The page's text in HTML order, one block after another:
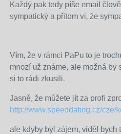
Každý pak tedy píše email
sympatický a přitom ví, že
Vím, že v rámci PaPu to je
mnozí už známe, ale možná by
si to rádi zkusili.
Jasně, že můžete jít za profi
http://www.speeddating.cz/cze/
ale kdyby byl zájem, viděl bych